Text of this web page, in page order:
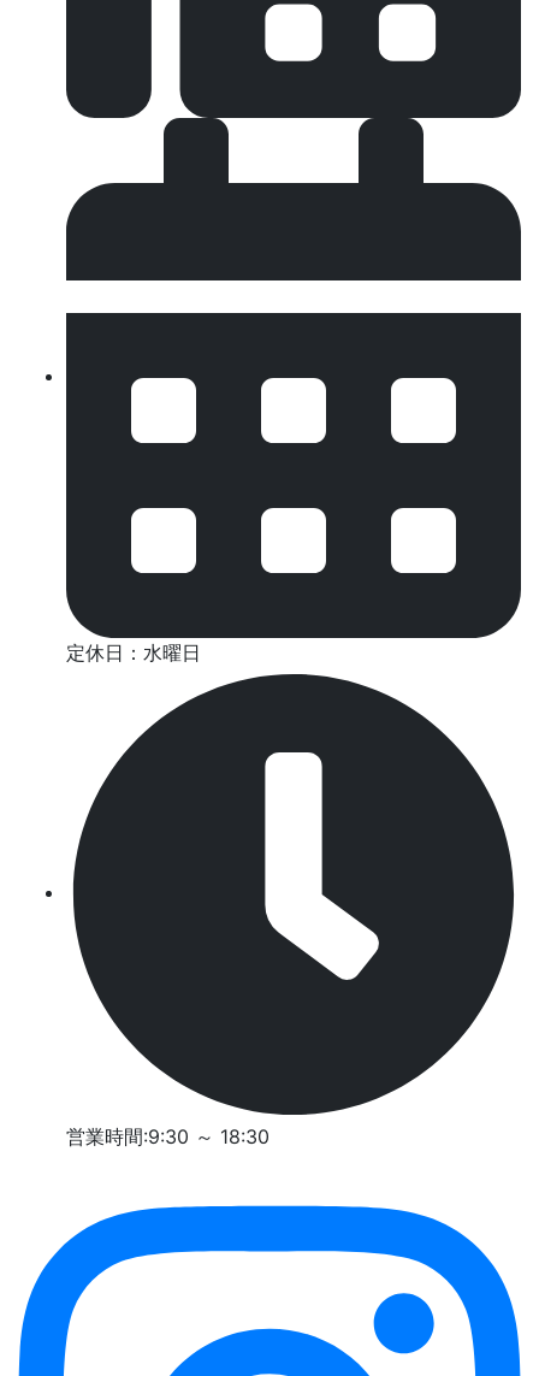
定休日：水曜日
営業時間:9:30 ～ 18:30